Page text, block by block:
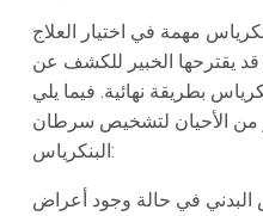
مهمة في اختيار العلاج
قد يقترحها الخبير للكشف عن
بطريقة نهائية. فيما يلي
من الأحيان لتشخيص سرطان
البنكرياس:
البدني في حالة وجود أعراض